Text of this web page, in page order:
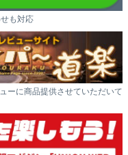
も対応
ーに商品提供させていただいて